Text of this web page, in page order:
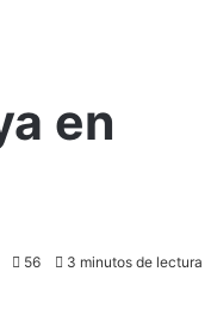
en
56 3 minutos de lectura